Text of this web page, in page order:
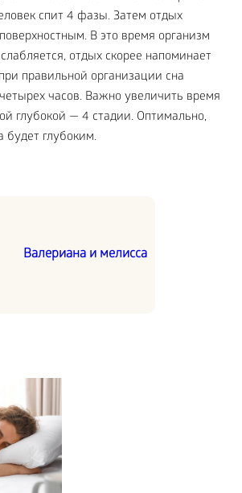
спит 4 фазы. Затем отдых
В это время организм
отдых скорее напоминает
правильной организации сна
часов. Важно увеличить время
глубокой — 4 стадии. Оптимально,
будет глубоким.
Валериана и мелисса